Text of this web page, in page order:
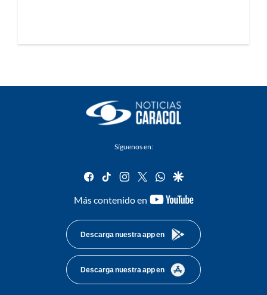
Síguenos en:
facebook
tiktok instagram
twitterwhatsapp
google
Más contenido en
youtube-
Descarga nuestra app en
Descarga nuestra app en